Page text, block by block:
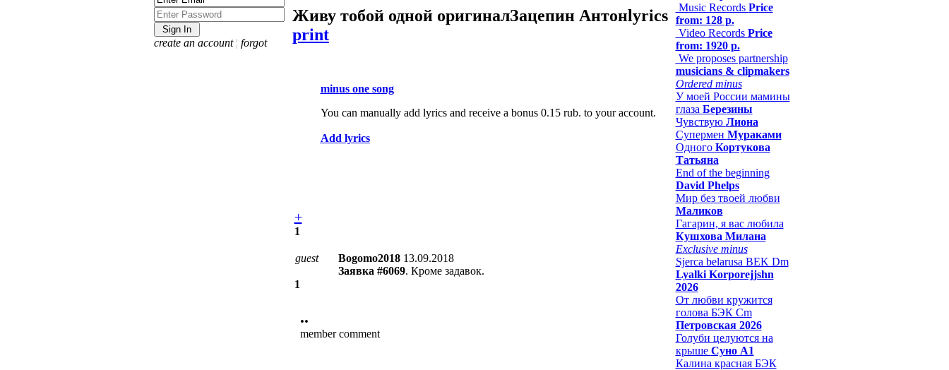
create an account ¦ forgot
Живу тобой одной оригиналЗацепин Антонlyrics
print
minus one song
You can manually add lyrics and receive a bonus 0.15 rub. to your account.
Add lyrics
+
1
guest Bogomo2018 13.09.2018
Заявка #6069. Кроме задавок.
1
••
member comment
Music Records Price
from: 128 р.
Video Records Price
from: 1920 р.
We proposes partnership
musicians & clipmakers
Ordered minus
У моей России мамины
глаза Березины
Чувствую Лиона
Супермен Мураками
Одного Кортукова
Татьяна
End of the beginning
David Phelps
Мир без твоей любви
Маликов
Гагарин, я вас любила
Кушхова Милана
Exclusive minus
Sjerca belarusa BEK Dm
Lyalki Korporejjshn
2026
От любви кружится
голова БЭК Cm
Петровская 2026
Голуби целуются на
крыше Суно А1
Калина красная БЭК